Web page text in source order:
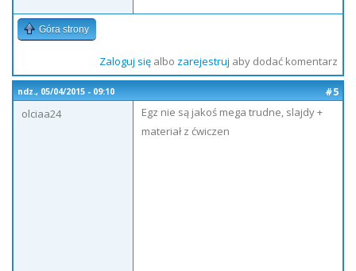
Góra strony
Zaloguj sięalbo zarejestruj aby dodać komentarz
ndz., 05/04/2015 - 09:10
#5
olciaa24
Egz nie są jakoś mega trudne, slajdy +
materiał z ćwiczen